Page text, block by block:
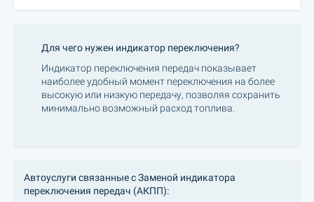
Для чего нужен индикатор переключения?
Индикатор переключения передач показывает
наиболее удобный момент переключения на более
высокую или низкую передачу, позволяя сохранить
минимально возможный расход топлива.
Автоуслуги связанные с Заменой индикатора
переключения передач (АКПП):